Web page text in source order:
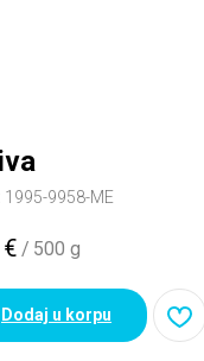
1995-9958-ME
€ / 500 g
Dodaj u korpu